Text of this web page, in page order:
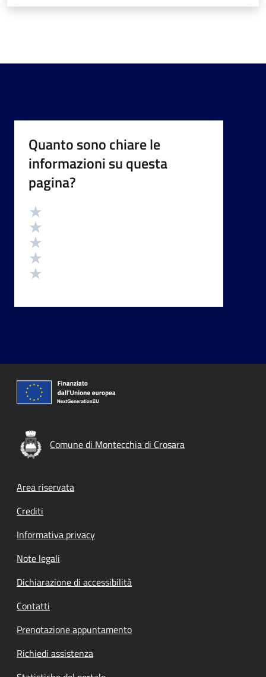
Quanto sono chiare le
informazioni su questa
pagina?
Valutazione
Comune di Montecchia di Crosara
Footer menu
Area riservata
Crediti
Informativa privacy
Note legali
Dichiarazione di accessibilità
Contatti
Prenotazione appuntamento
Richiedi assistenza